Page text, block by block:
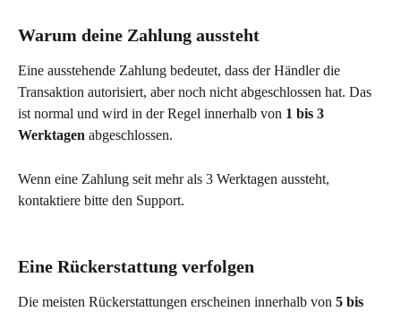
Warum deine Zahlung aussteht
Eine ausstehende Zahlung bedeutet, dass der Händler die
Transaktion autorisiert, aber noch nicht abgeschlossen hat. Das
ist normal und wird in der Regel innerhalb von 1 bis 3
Werktagen abgeschlossen.
Wenn eine Zahlung seit mehr als 3 Werktagen aussteht,
kontaktiere bitte den Support.
Eine Rückerstattung verfolgen
Die meisten Rückerstattungen erscheinen innerhalb von 5 bis